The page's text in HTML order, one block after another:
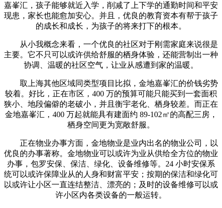
嘉峯汇，孩子能够就近入学，削减了上下学的通勤时间和平安
现患，家长也能愈加安心。并且，优良的教育资本有帮于孩子
的成长和成长，为孩子的将来打下的根本。
从小我概念来看，一个优良的社区对于刚需家庭来说很是
主要。它不只可以或许供给舒服的栖身体验，还能营制出一种
协调、温暖的社区空气，让业从感遭到家的温暖。
取上海其他区域同类型项目比拟，金地嘉峯汇的价钱劣势
较着。好比，正在市区，400 万的预算可能只能买到一套面积
狭小、地段偏僻的老破小，并且衡宇老化、栖身较差。而正在
金地嘉峯汇，400 万起就能具有建面约 89-102㎡的高配三房，
栖身空间更为宽敞舒服。
正在物业办事方面，金地物业是业内出名的物业公司，以
优良的办事著称。金地物业可以或许为业从供给全方位的物业
办事，包罗安保、保洁、绿化、设备维修等。24 小时安保系
统可以或许保障业从的人身和财富平安；按期的保洁和绿化可
以或许让小区一直连结整洁、漂亮的；及时的设备维修可以或
许小区内各类设备的一般运转。